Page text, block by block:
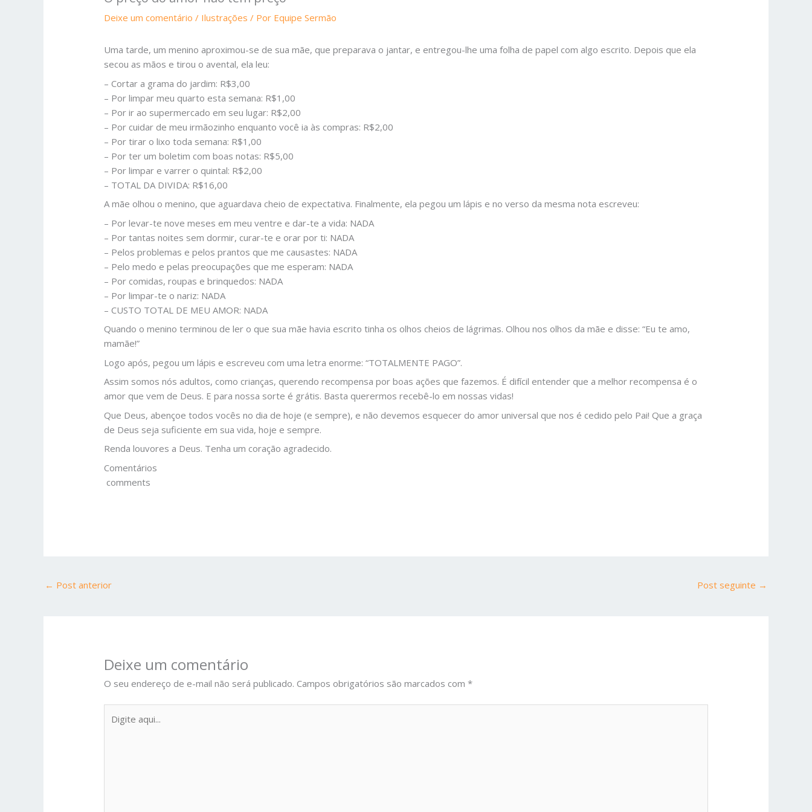
Deixe um comentário / Ilustrações / Por Equipe Sermão
Uma tarde, um menino aproximou-se de sua mãe, que preparava o jantar, e entregou-lhe uma folha de papel com algo escrito. Depois que ela
secou as mãos e tirou o avental, ela leu:
– Cortar a grama do jardim: R$3,00
– Por limpar meu quarto esta semana: R$1,00
– Por ir ao supermercado em seu lugar: R$2,00
– Por cuidar de meu irmãozinho enquanto você ia às compras: R$2,00
– Por tirar o lixo toda semana: R$1,00
– Por ter um boletim com boas notas: R$5,00
– Por limpar e varrer o quintal: R$2,00
– TOTAL DA DIVIDA: R$16,00
A mãe olhou o menino, que aguardava cheio de expectativa. Finalmente, ela pegou um lápis e no verso da mesma nota escreveu:
– Por levar-te nove meses em meu ventre e dar-te a vida: NADA
– Por tantas noites sem dormir, curar-te e orar por ti: NADA
– Pelos problemas e pelos prantos que me causastes: NADA
– Pelo medo e pelas preocupações que me esperam: NADA
– Por comidas, roupas e brinquedos: NADA
– Por limpar-te o nariz: NADA
– CUSTO TOTAL DE MEU AMOR: NADA
Quando o menino terminou de ler o que sua mãe havia escrito tinha os olhos cheios de lágrimas. Olhou nos olhos da mãe e disse: “Eu te amo,
mamãe!”
Logo após, pegou um lápis e escreveu com uma letra enorme: “TOTALMENTE PAGO”.
Assim somos nós adultos, como crianças, querendo recompensa por boas ações que fazemos. É difícil entender que a melhor recompensa é o
amor que vem de Deus. E para nossa sorte é grátis. Basta querermos recebê-lo em nossas vidas!
Que Deus, abençoe todos vocês no dia de hoje (e sempre), e não devemos esquecer do amor universal que nos é cedido pelo Pai! Que a graça
de Deus seja suficiente em sua vida, hoje e sempre.
Renda louvores a Deus. Tenha um coração agradecido.
Comentários
comments
← Post anterior Post seguinte →
Deixe um comentário
O seu endereço de e-mail não será publicado. Campos obrigatórios são marcados com*
aqui...